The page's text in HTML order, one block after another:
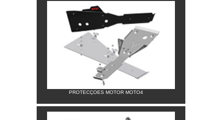
PROTECÇOES MOTOR MOTO4